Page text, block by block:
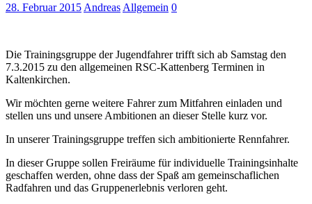
28. Februar 2015 Andreas Allgemein 0
Die Trainingsgruppe der Jugendfahrer trifft sich ab Samstag den
7.3.2015 zu den allgemeinen RSC-Kattenberg Terminen in
Kaltenkirchen.
Wir möchten gerne weitere Fahrer zum Mitfahren einladen und
stellen uns und unsere Ambitionen an dieser Stelle kurz vor.
In unserer Trainingsgruppe treffen sich ambitionierte Rennfahrer.
In dieser Gruppe sollen Freiräume für individuelle Trainingsinhalte
geschaffen werden, ohne dass der Spaß am gemeinschaflichen
Radfahren und das Gruppenerlebnis verloren geht.